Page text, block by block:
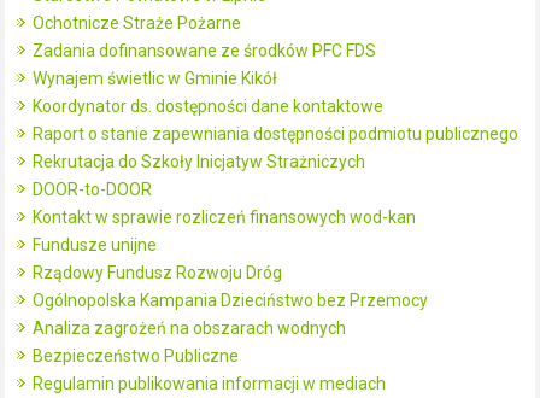
Ochotnicze Straże Pożarne
Zadania dofinansowane ze środków PFC FDS
Wynajem świetlic w Gminie Kikół
Koordynator ds. dostępności dane kontaktowe
Raport o stanie zapewniania dostępności podmiotu publicznego
Rekrutacja do Szkoły Inicjatyw Strażniczych
DOOR-to-DOOR
Kontakt w sprawie rozliczeń finansowych wod-kan
Fundusze unijne
Rządowy Fundusz Rozwoju Dróg
Ogólnopolska Kampania Dzieciństwo bez Przemocy
Analiza zagrożeń na obszarach wodnych
Bezpieczeństwo Publiczne
Regulamin publikowania informacji w mediach